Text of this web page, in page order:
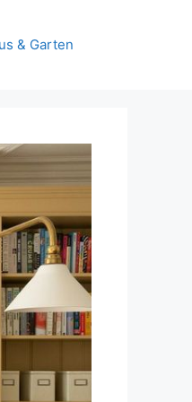
& Garten